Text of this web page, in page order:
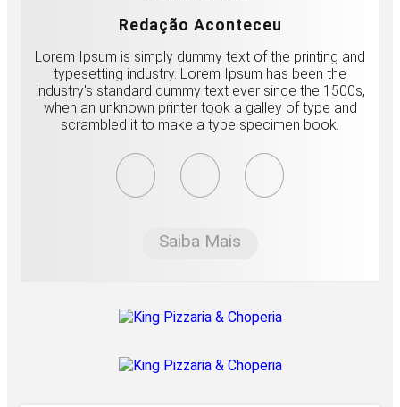
Redação Aconteceu
Lorem Ipsum is simply dummy text of the printing and
typesetting industry. Lorem Ipsum has been the
industry's standard dummy text ever since the 1500s,
when an unknown printer took a galley of type and
scrambled it to make a type specimen book.
Saiba Mais